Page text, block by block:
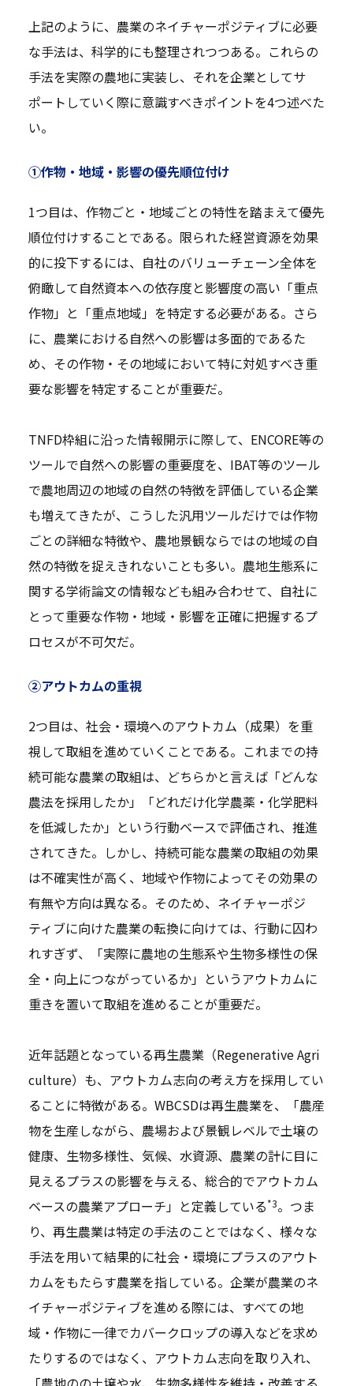
上記のように、農業のネイチャーポジティブに必要
な手法は、科学的にも整理されつつある。これらの
手法を実際の農地に実装し、それを企業としてサ
ポートしていく際に意識すべきポイントを4つ述べた
い。
①作物・地域・影響の優先順位付け
1つ目は、作物ごと・地域ごとの特性を踏まえて優先
順位付けすることである。限られた経営資源を効果
的に投下するには、自社のバリューチェーン全体を
俯瞰して自然資本への依存度と影響度の高い「重点
作物」と「重点地域」を特定する必要がある。さら
に、農業における自然への影響は多面的であるた
め、その作物・その地域において特に対処すべき重
要な影響を特定することが重要だ。
TNFD枠組に沿った情報開示に際して、ENCORE等の
ツールで自然への影響の重要度を、IBAT等のツール
で農地周辺の地域の自然の特徴を評価している企業
も増えてきたが、こうした汎用ツールだけでは作物
ごとの詳細な特徴や、農地景観ならではの地域の自
然の特徴を捉えきれないことも多い。農地生態系に
関する学術論文の情報なども組み合わせて、自社に
とって重要な作物・地域・影響を正確に把握するプ
ロセスが不可欠だ。
②アウトカムの重視
2つ目は、社会・環境へのアウトカム（成果）を重
視して取組を進めていくことである。これまでの持
続可能な農業の取組は、どちらかと言えば「どんな
農法を採用したか」「どれだけ化学農薬・化学肥料
を低減したか」という行動ベースで評価され、推進
されてきた。しかし、持続可能な農業の取組の効果
は不確実性が高く、地域や作物によってその効果の
有無や方向は異なる。そのため、ネイチャーポジ
ティブに向けた農業の転換に向けては、行動に囚わ
れすぎず、「実際に農地の生態系や生物多様性の保
全・向上につながっているか」というアウトカムに
重きを置いて取組を進めることが重要だ。
近年話題となっている再生農業（Regenerative Agri
culture）も、アウトカム志向の考え方を採用してい
ることに特徴がある。WBCSDは再生農業を、「農産
物を生産しながら、農場および景観レベルで土壌の
健康、生物多様性、気候、水資源、農業の計に目に
見えるプラスの影響を与える、総合的でアウトカム
ベースの農業アプローチ」と定義している*3。つま
り、再生農業は特定の手法のことではなく、様々な
手法を用いて結果的に社会・環境にプラスのアウト
カムをもたらす農業を指している。企業が農業のネ
イチャーポジティブを進める際には、すべての地
域・作物に一律でカバークロップの導入などを求め
たりするのではなく、アウトカム志向を取り入れ、